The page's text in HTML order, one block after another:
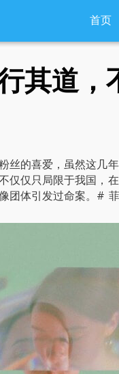
首页
其道，
丝的喜爱，虽然这几
仅仅只局限于我国，
团体引发过命案。#